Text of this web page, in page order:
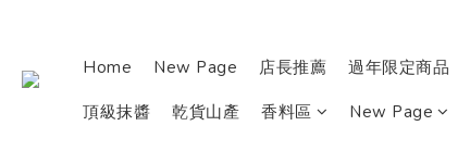
Home New Page 店長推薦 過年限定商品
頂級抹醬 乾貨山產 香料區 New Page